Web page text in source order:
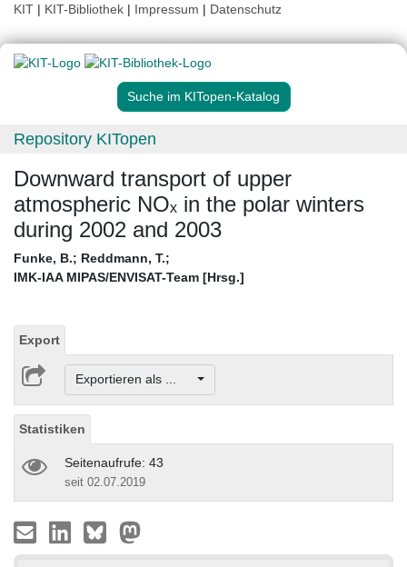
KIT | KIT-Bibliothek | Impressum | Datenschutz
Suche im KITopen-Katalog
Repository KITopen
Downward transport of upper
atmospheric NOₓ in the polar winters
during 2002 and 2003
Funke, B.; Reddmann, T.;
IMK-IAA MIPAS/ENVISAT-Team [Hrsg.]
Export
Exportieren als ...
Statistiken
Seitenaufrufe: 43
seit 02.07.2019